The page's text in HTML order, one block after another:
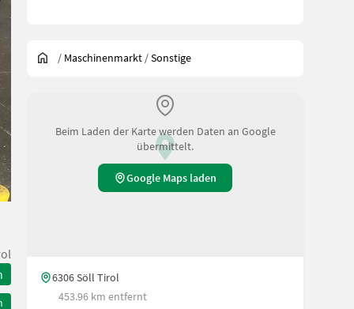
/ Maschinenmarkt /Sonstige
Beim Laden der Karte werden Daten an Google
übermittelt.
Google Maps laden
6306 Söll Tirol
453.96 km entfernt